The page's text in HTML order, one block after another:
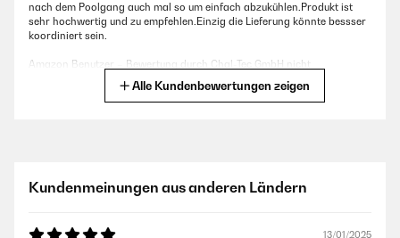
nach dem Poolgang auch mal so um einfach abzukühlen.Produkt ist
sehr hochwertig und zu empfehlen.Einzig die Lieferung könnte bessser
koordiniert sein.
Amazon Benutzer – Bewertung durch Chal-Tec GmbH nicht
eigenständig überprüft
chloren müssen.Das Design finde ich super und passt auch gut zu
was sie soll, habe ich nichts zu beanstanden.
Alle Kundenbewertungen zeigen
Kundenmeinungen aus anderen Ländern
13/01/2025